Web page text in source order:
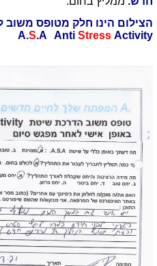
הצילום הינו חלק מטופס
A.S.A Anti StressActivity